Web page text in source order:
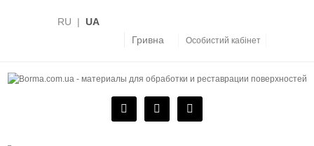
RU | UA
Гривна
Особистий кабінет